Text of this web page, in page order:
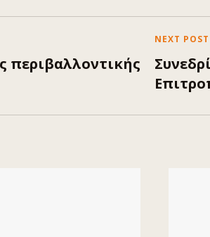
περιβαλλοντικής
NEXT POST